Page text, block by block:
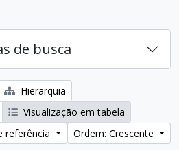
de busca
Hierarquia
Visualização em tabela
referência
Ordem: Crescente